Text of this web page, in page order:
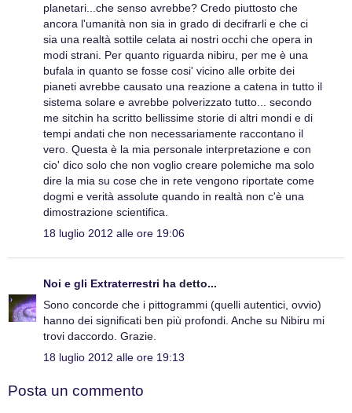
planetari...che senso avrebbe? Credo piuttosto che
ancora l'umanità non sia in grado di decifrarli e che ci
sia una realtà sottile celata ai nostri occhi che opera in
modi strani. Per quanto riguarda nibiru, per me è una
bufala in quanto se fosse cosi' vicino alle orbite dei
pianeti avrebbe causato una reazione a catena in tutto il
sistema solare e avrebbe polverizzato tutto... secondo
me sitchin ha scritto bellissime storie di altri mondi e di
tempi andati che non necessariamente raccontano il
vero. Questa è la mia personale interpretazione e con
cio' dico solo che non voglio creare polemiche ma solo
dire la mia su cose che in rete vengono riportate come
dogmi e verità assolute quando in realtà non c'è una
dimostrazione scientifica.
18 luglio 2012 alle ore 19:06
Noi e gli Extraterrestri ha detto...
Sono concorde che i pittogrammi (quelli autentici, ovvio)
hanno dei significati ben più profondi. Anche su Nibiru mi
trovi daccordo. Grazie.
18 luglio 2012 alle ore 19:13
Posta un commento